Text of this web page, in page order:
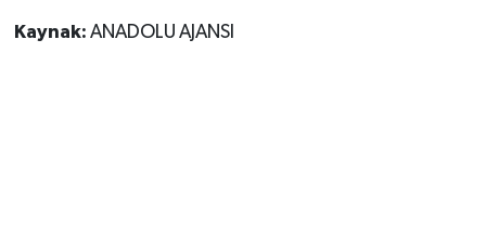
Kaynak: ANADOLU AJANSI